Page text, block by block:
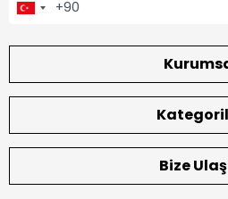
Bize